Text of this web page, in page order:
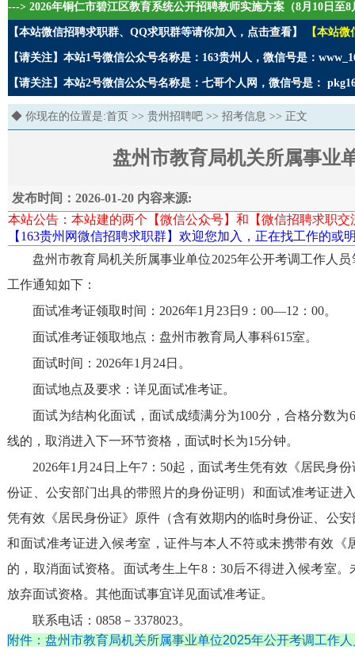
---> 2026年铜仁市碧江区教育系统公开招聘教师实施方案（8月10日至8
【本站微信招聘求职群、QQ求职群等请你加入，点击查看】 【本站
【请关注】本站1号微信公众号名称是：163贵州人，微信号是：
【请关注】本站2号微信公众号名称是：七哥个人网，微信号是：
◆ 你现在的位置是:首页 >> 贵州招聘吧 >> 招考信息 >> 正文
盘州市教育局机关所属事业
发布时间：2026-01-20 内容来源:
本站公告：本站建的两个【微信公众号】和【微信招聘求职
【163贵州网微信招聘求职群】欢迎您加入，正在找工作的
盘州市教育局机关所属事业单位2025年公开考调工作人员
工作通知如下：
面试准考证领取时间： 2026年1 月 23日 9：00—12：00。
面试准考证领取地点： 盘州市教育局人事科615室。
面试时间： 2026年1 月 24日。
面试地点及要求：详见面试准考证。
面试为结构化面试，面试成绩满分为100分，合格分数为
线的，取消进入下一环节资格， 面试时长为15分钟。
2026年1 月 24 日上午7： 50起，面试考生凭有效《居民身
份证、公安部门出具的带照片的身份证明） 和面试准考证进
凭有效《居民身份证》原件（含有效期内的临时身份证、公
和面试准考证进入候考室 ，证件与本人不符或未携带有效《
的，取消面试资格。面试考生上午8：30后不得进入候考室
放弃面试资格。 其他面试事宜详见面试准考证。
联系电话： 0858－3378023。
附件：盘州市教育局机关所属事业单位2025年公开考调工作